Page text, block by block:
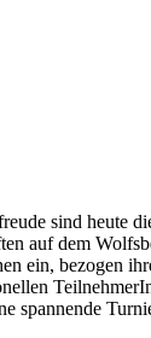
sind heute
auf dem
ein, bezogen
spannende